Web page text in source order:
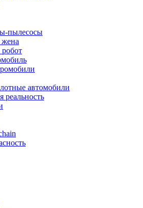
пылесосы
жена
автомобили
реальность